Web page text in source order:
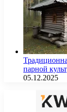
парной
05.12.2025